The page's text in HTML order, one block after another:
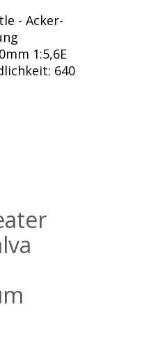
- Acker-
1:5,6E
640